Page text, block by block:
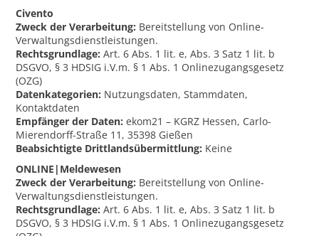
Civento
Zweck der Verarbeitung: Bereitstellung von Online-
Verwaltungsdienstleistungen.
Rechtsgrundlage: Art. 6 Abs. 1 lit. e, Abs. 3 Satz 1 lit. b
DSGVO, § 3 HDSIG i.V.m. § 1 Abs. 1 Onlinezugangsgesetz
(OZG)
Datenkategorien: Nutzungsdaten, Stammdaten,
Kontaktdaten
Empfänger der Daten: ekom21 – KGRZ Hessen, Carlo-
Mierendorff-Straße 11, 35398 Gießen
Beabsichtigte Drittlandsübermittlung: Keine
ONLINE|Meldewesen
Zweck der Verarbeitung: Bereitstellung von Online-
Verwaltungsdienstleistungen.
Rechtsgrundlage: Art. 6 Abs. 1 lit. e, Abs. 3 Satz 1 lit. b
DSGVO, § 3 HDSIG i.V.m. § 1 Abs. 1 Onlinezugangsgesetz